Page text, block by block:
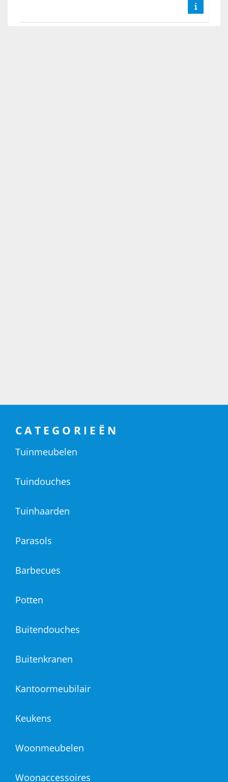
CATEGORIEËN
Tuinmeubelen
Tuindouches
Tuinhaarden
Parasols
Barbecues
Potten
Buitendouches
Buitenkranen
Kantoormeubilair
Keukens
Woonmeubelen
Woonaccessoires